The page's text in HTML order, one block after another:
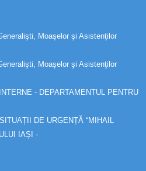
Moaşelor şi Asistenţilor
Moaşelor şi Asistenţilor
- DEPARTAMENTUL PENTRU
DE URGENȚĂ “MIHAIL
IAȘI -